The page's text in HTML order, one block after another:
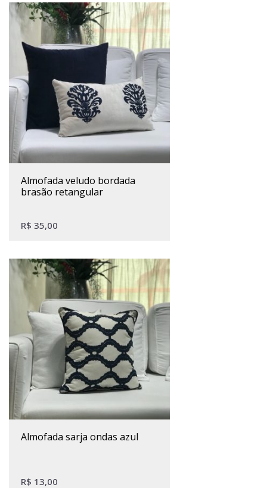
almofada veludo bordada
brasão retangular
R$ 35,00
almofada sarja ondas azul
R$ 13,00